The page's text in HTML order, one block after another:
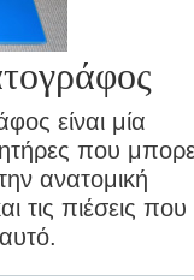
είναι μία
που
ανατομική
τις πιέσεις που